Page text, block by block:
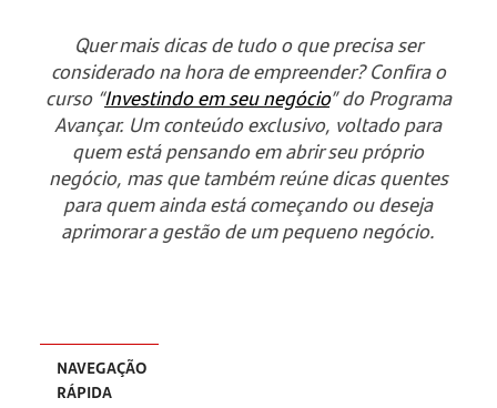
Quer mais dicas de tudo o que precisa ser
considerado na hora de empreender? Confira o
curso “Investindo em seu negócio” do Programa
Avançar. Um conteúdo exclusivo, voltado para
quem está pensando em abrir seu próprio
negócio, mas que também reúne dicas quentes
para quem ainda está começando ou deseja
aprimorar a gestão de um pequeno negócio.
NAVEGAÇÃO
RÁPIDA